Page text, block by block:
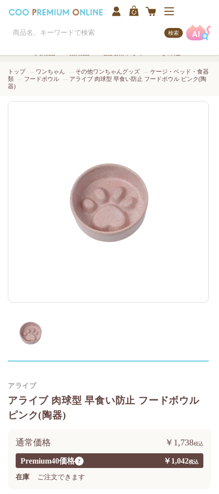
検索
トップ ワンちゃん その他ワンちゃんグッズ
ケージ・ベッド・食器
類
フードボウル
アライブ 肉球型 早食い防止 フードボウル ピンク(陶
器)
アライブ 肉球型 早食い防止 フードボウル
ピンク(陶器)
Premium40価格 ? ￥1,042
通常価格 ￥1,738
在庫 ご注文できます
アライブ